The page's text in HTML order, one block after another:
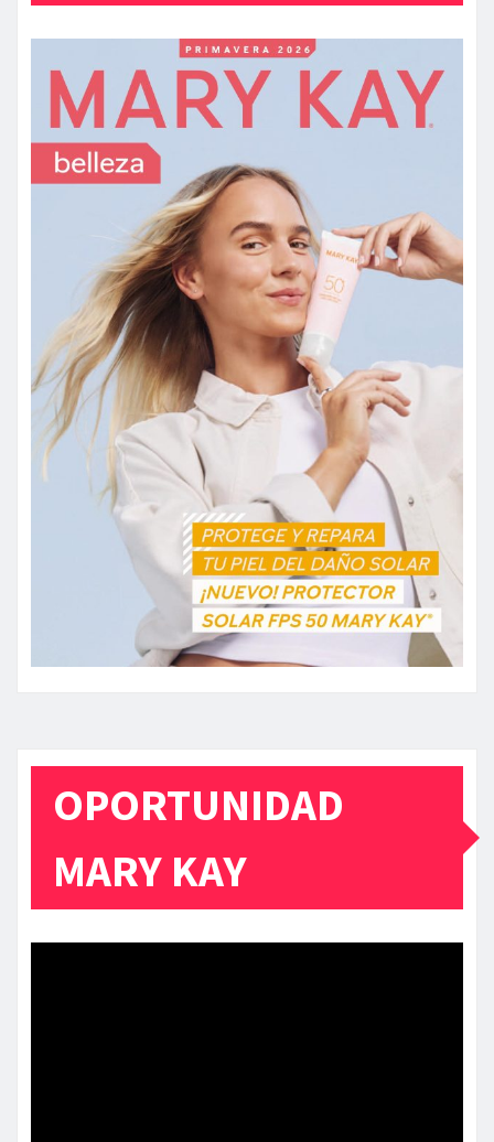
OPORTUNIDAD
MARY KAY